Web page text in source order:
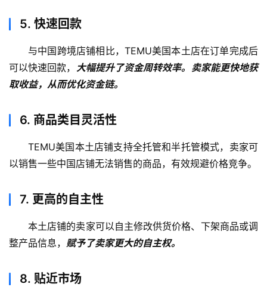
5. 快速回款
与中国跨境店铺相比，TEMU美国本土店在订单完成后
可以快速回款， 大幅提升了资金周转效率。卖家能更快地获
取收益，从而优化资金链。
6. 商品类目灵活性
TEMU美国本土店铺支持全托管和半托管模式，卖家可
以销售一些中国店铺无法销售的商品，有效规避价格竞争。
7. 更高的自主性
本土店铺的卖家可以自主修改供货价格、下架商品或调
整产品信息， 赋予了卖家更大的自主权。
8. 贴近市场